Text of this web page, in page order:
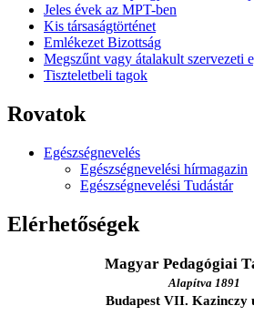
Jeles évek az MPT-ben
Kis társaságtörténet
Emlékezet Bizottság
Megszűnt vagy átalakult szervezeti
Tiszteletbeli tagok
Rovatok
Egészségnevelés
Egészségnevelési hírmagazin
Egészségnevelési Tudástár
Elérhetőségek
Magyar Pedagógiai
Alapítva 1891
Budapest VII. Kazinczy